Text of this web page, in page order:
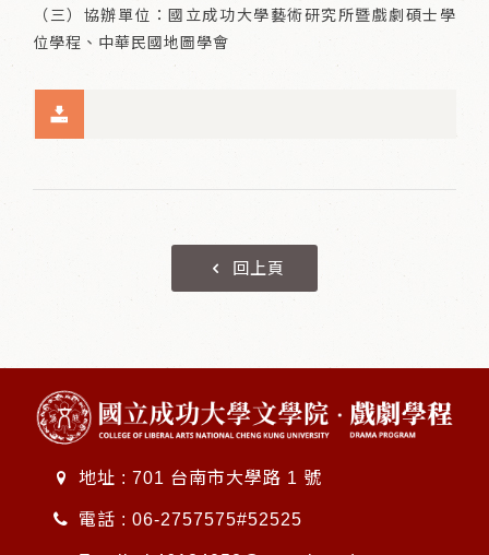
（三）協辦單位：國立成功大學藝術研究所暨戲劇碩士學
位學程、中華民國地圖學會
回上頁
地址 : 701 台南市大學路 1 號
電話 :06-2757575#52525